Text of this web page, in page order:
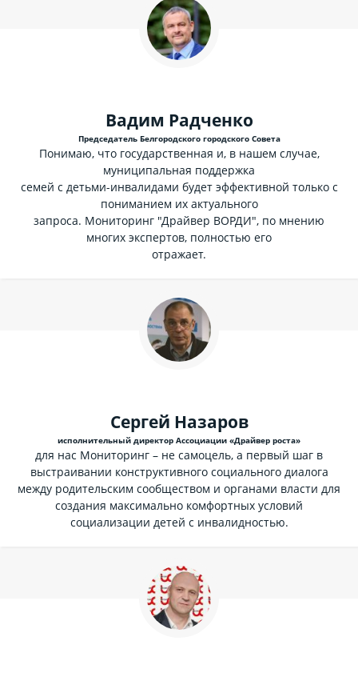
Вадим Радченко
Председатель Белгородского городского Совета
Понимаю, что государственная и, в нашем случае,
муниципальная поддержка
семей с детьми-инвалидами будет эффективной только с
пониманием их актуального
запроса. Мониторинг "Драйвер ВОРДИ", по мнению
многих экспертов, полностью его
отражает.
Сергей Назаров
исполнительный директор Ассоциации «Драйвер роста»
для нас Мониторинг – не самоцель, а первый шаг в
выстраивании конструктивного социального диалога
между родительским сообществом и органами власти для
создания максимально комфортных условий
социализации детей с инвалидностью.